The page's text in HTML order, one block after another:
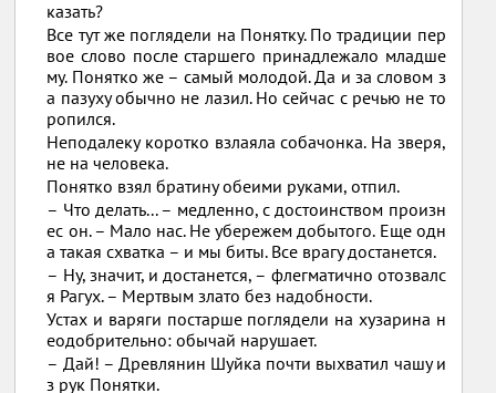
казать?
Все тут же поглядели на Понятку. По традиции пер
вое слово после старшего принадлежало младше
му. Понятко же – самый молодой. Да и за словом з
а пазуху обычно не лазил. Но сейчас с речью не то
ропился.
Неподалеку коротко взлаяла собачонка. На зверя,
не на человека.
Понятко взял братину обеими руками, отпил.
– Что делать... – медленно, с достоинством произн
ес он. – Мало нас. Не убережем добытого. Еще одн
а такая схватка – и мы биты. Все врагу достанется.
– Ну, значит, и достанется, – флегматично отозвалс
я Рагух. – Мертвым злато без надобности.
Устах и варяги постарше поглядели на хузарина н
еодобрительно: обычай нарушает.
– Дай! – Древлянин Шуйка почти выхватил чашу и
з рук Понятки.